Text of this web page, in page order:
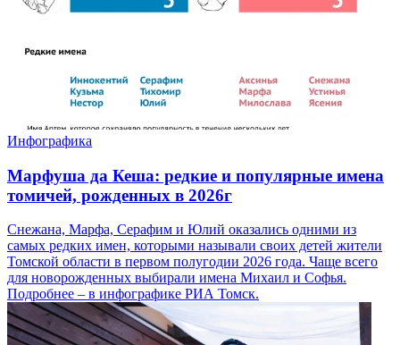
Инфографика
Марфуша да Кеша: редкие и популярные имена
томичей, рожденных в 2026г
Снежана, Марфа, Серафим и Юлий оказались одними из
самых редких имен, которыми называли своих детей жители
Томской области в первом полугодии 2026 года. Чаще всего
для новорожденных выбирали имена Михаил и Софья.
Подробнее – в инфографике РИА Томск.